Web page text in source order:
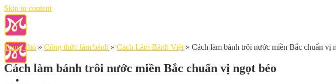
Skip to content
Trang chủ » Công thức làm bánh » Cách Làm Bánh Việt » Cách làm bánh trôi nước miền Bắc chuẩn vị
Cách làm bánh trôi nước miền Bắc chuẩn vị ngọt béo